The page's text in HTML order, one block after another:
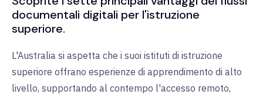
documentali digitali per l'istruzione
superiore.
L'Australia si aspetta che i suoi istituti di istruzione
superiore offrano esperienze di apprendimento di alto
livello, supportando al contempo l'accesso remoto,